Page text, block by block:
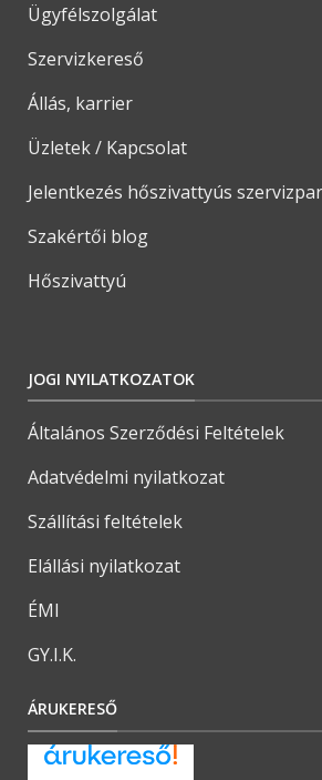
Ügyfélszolgálat
Szervizkereső
Állás, karrier
Üzletek / Kapcsolat
Jelentkezés hőszivattyús
Szakértői blog
Hőszivattyú
JOGI NYILATKOZATOK
Általános Szerződési Feltételek
Adatvédelmi nyilatkozat
Szállítási feltételek
Elállási nyilatkozat
ÉMI
GY.I.K.
ÁRUKERESŐ